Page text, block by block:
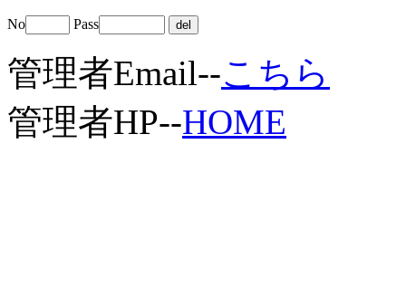
No Pass
管理者Email--こちら
管理者HP--HOME